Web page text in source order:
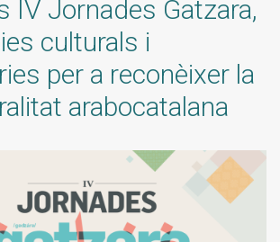
IV Jornades Gatzara,
culturals i
per a reconèixer la
arabocatalana